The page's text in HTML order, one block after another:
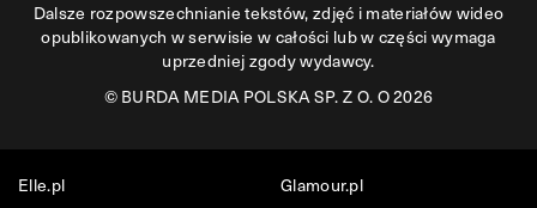
Dalsze rozpowszechnianie tekstów, zdjęć i materiałów wideo
opublikowanych w serwisie w całości lub w części wymaga
uprzedniej zgody wydawcy.
©BURDA MEDIA POLSKA SP. Z O. O 2026
Elle.pl
Glamour.pl